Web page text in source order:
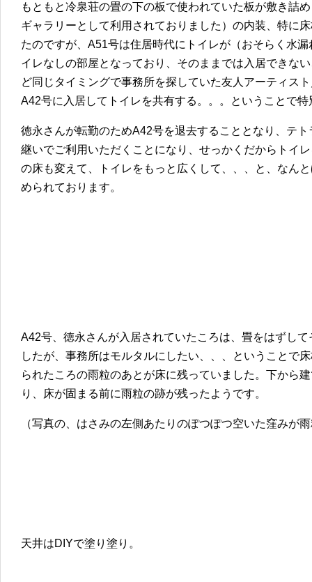
もともと冷泉荘の畳の下の板で使われていた板が敷き詰
ギャラリーとして利用されておりました）の内装、特に
たのですが、A51号は住居時代にトイレが（おそらく水
イレなしの部屋となっており、そのままでは入居できな
ど同じタイミングで事務所を探していた友人アーティス
A42号に入居してトイレを共有する。。。ということで
徳永さんが転勤のためA42号を退去することとなり、テ
継いでご利用いただくことになり、せっかくだからトイ
の床も変えて、トイレをもっと広くして、、、と、なん
められております。
A42号、徳永さんが入居されていたころは、畳をはずし
したが、事務所はモルタルにしたい、、、ということで
られたころの雨粒のあとが床に残っていました。下から
り、床が固まる前に雨粒の跡が残ったようです。
（写真の、はさみの左側あたりのぽつぽつ空いた窪みが
天井はDIYで塗り塗り。